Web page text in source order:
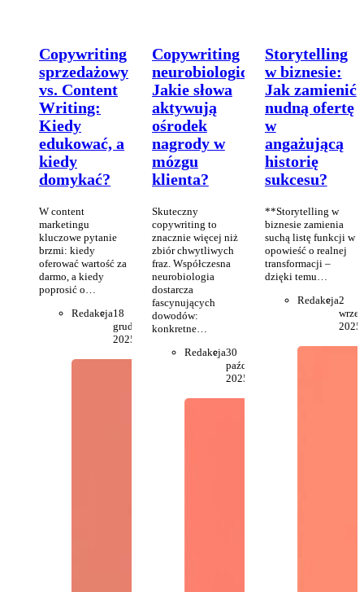
Copywriting
sprzedażowy
vs. Content
Writing:
Kiedy
edukować, a
kiedy
domykać?
W content
marketingu
kluczowe pytanie
brzmi: kiedy
oferować wartość za
darmo, a kiedy
poprosić o…
Redakcja18
grudnia
2025
Copywriting
neurobiologiczny:
Jakie słowa
aktywują
ośrodek
nagrody w
mózgu
klienta?
Skuteczny
copywriting to
znacznie więcej niż
zbiór chwytliwych
fraz. Współczesna
neurobiologia
dostarcza
fascynujących
dowodów:
konkretne…
Redakcja30
października
2025
Storytelling
w biznesie:
Jak zamienić
nudną ofertę
w
angażującą
historię
sukcesu?
**Storytelling w
biznesie zamienia
suchą listę funkcji w
opowieść o realnej
transformacji –
dzięki temu…
Redakcja2
2025